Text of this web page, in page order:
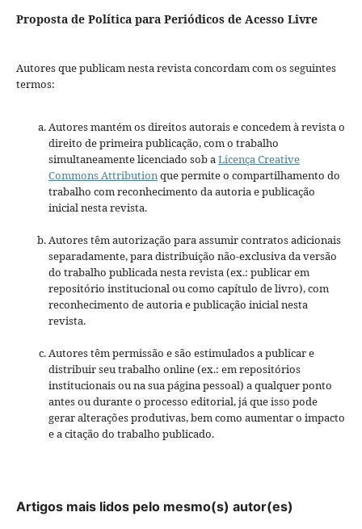
Proposta de Política para Periódicos de Acesso Livre
Autores que publicam nesta revista concordam com os seguintes
termos:
Autores mantém os direitos autorais e concedem à revista o
direito de primeira publicação, com o trabalho
simultaneamente licenciado sob a Licença Creative
Commons Attribution que permite o compartilhamento do
trabalho com reconhecimento da autoria e publicação
inicial nesta revista.
Autores têm autorização para assumir contratos adicionais
separadamente, para distribuição não-exclusiva da versão
do trabalho publicada nesta revista (ex.: publicar em
repositório institucional ou como capítulo de livro), com
reconhecimento de autoria e publicação inicial nesta
revista.
Autores têm permissão e são estimulados a publicar e
distribuir seu trabalho online (ex.: em repositórios
institucionais ou na sua página pessoal) a qualquer ponto
antes ou durante o processo editorial, já que isso pode
gerar alterações produtivas, bem como aumentar o impacto
e a citação do trabalho publicado.
Artigos mais lidos pelo mesmo(s) autor(es)